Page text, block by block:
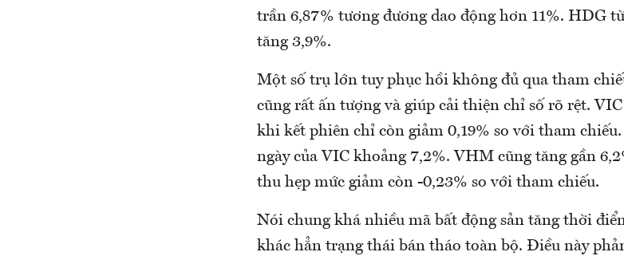
trần 6,87% tương đương dao động hơn 11%. HDG
tăng 3,9%.
Một số trụ lớn tuy phục hồi không đủ qua tham
cũng rất ấn tượng và giúp cải thiện chỉ số rõ rệt.
khi kết phiên chỉ còn giảm 0,19% so với tham
ngày của VIC khoảng 7,2%. VHM cũng tăng gần
thu hẹp mức giảm còn -0,23% so với tham chiếu.
Nói chung khá nhiều mã bất động sản tăng thời
khác hẳn trạng thái bán tháo toàn bộ. Điều này